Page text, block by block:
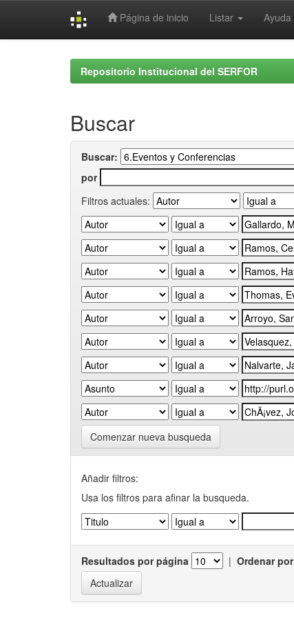
Página de inicio Listar Ayuda
Repositorio Institucional del SERFOR
Buscar
Buscar:
por
Filtros actuales:
Comenzar nueva busqueda
Añadir filtros:
Usa los filtros para afinar la busqueda.
Resultados por página | Ordenar por